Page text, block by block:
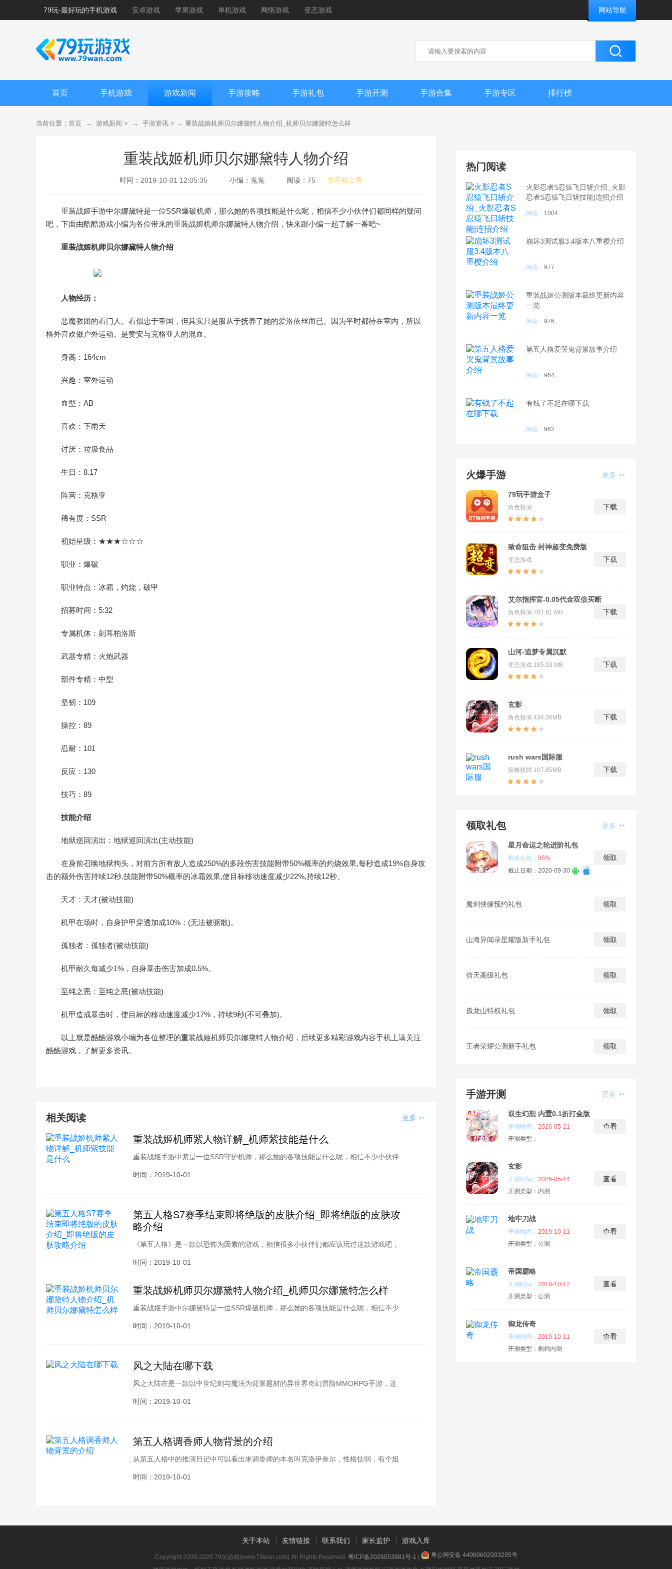
79玩-最好玩的手机游戏 安卓游戏 苹果游戏 单机游戏 网络游戏 变态游戏 网站导航
首页 手机游戏 游戏新闻 手游攻略 手游礼包 手游开测 手游合集 手游专区 排行榜
当前位置： 首页 → 游戏新闻 > → 手游资讯 > → 重装战姬机师贝尔娜黛特人物介绍_机师贝尔娜黛特怎么样
重装战姬机师贝尔娜黛特人物介绍
时间： 2019-10-01 12:05:35 小编： 鬼鬼 阅读： 75 在手机上看
重装战姬手游中尔娜黛特是一位SSR爆破机师，那么她的各项技能是什么呢，相信不少小伙伴们都同样的疑问
吧，下面由酷酷游戏小编为各位带来的重装战姬机师尔娜黛特人物介绍，快来跟小编一起了解一番吧~
重装战姬机师贝尔娜黛特人物介绍
人物经历：
恶魔教团的看门人。看似忠于帝国，但其实只是服从于抚养了她的爱洛依丝而已。因为平时都待在室内，所以
格外喜欢做户外运动。是赞安与克格亚人的混血。
身高：164cm
兴趣：室外运动
血型：AB
喜欢：下雨天
讨厌：垃圾食品
生日：8.17
阵营：克格亚
稀有度：SSR
初始星级：★★★☆☆☆
职业：爆破
职业特点：冰霜，灼烧，破甲
招募时间：5:32
专属机体：刻耳柏洛斯
武器专精：火炮武器
部件专精：中型
坚韧：109
操控：89
忍耐：101
反应：130
技巧：89
技能介绍
地狱巡回演出：地狱巡回演出(主动技能)
在身前召唤地狱狗头，对前方所有敌人造成250%的多段伤害技能附带50%概率的灼烧效果,每秒造成19%自身攻
击的额外伤害持续12秒.技能附带50%概率的冰霜效果,使目标移动速度减少22%,持续12秒。
天才：天才(被动技能)
机甲在场时，自身护甲穿透加成10%：(无法被驱散)。
孤独者：孤独者(被动技能)
机甲耐久每减少1%，自身暴击伤害加成0.5%。
至纯之恶：至纯之恶(被动技能)
机甲造成暴击时，使目标的移动速度减少17%，持续9秒(不可叠加)。
以上就是酷酷游戏小编为各位整理的重装战姬机师贝尔娜黛特人物介绍，后续更多精彩游戏内容手机上请关注
酷酷游戏，了解更多资讯。
相关阅读 更多
重装战姬机师紫人物详解_机师紫技能是什么
重装战姬手游中紫是一位SSR守护机师，那么她的各项技能是什么呢，相信不少小伙伴
们都同样的疑问吧，下面由酷酷游戏小编为各位带来的重装战姬机师紫人物详解，快来
时间：2019-10-01
第五人格S7赛季结束即将绝版的皮肤介绍_即将绝版的皮肤攻
略介绍
《第五人格》是一款以恐怖为因素的游戏，相信很多小伙伴们都应该玩过这款游戏吧，
除了游戏好玩以外，还有这好看的皮肤，而且有着皮肤的加成玩起游戏来感觉都是不一
时间：2019-10-01
重装战姬机师贝尔娜黛特人物介绍_机师贝尔娜黛特怎么样
重装战姬手游中尔娜黛特是一位SSR爆破机师，那么她的各项技能是什么呢，相信不少
小伙伴们都同样的疑问吧，下面由酷酷游戏小编为各位带来的重装战姬机师尔娜黛特人
时间：2019-10-01
风之大陆在哪下载
风之大陆在是一款以中世纪剑与魔法为背景题材的异世界奇幻冒险MMORPG手游，这
款有趣的游戏在哪下载呢？想必各位玩家也都想要了解吧，酷酷游戏小编为各位整理了
时间：2019-10-01
第五人格调香师人物背景的介绍
从第五人格中的推演日记中可以看出来调香师的本名叫克洛伊奈尔，性格怯弱，有个姐
姐叫薇拉奈尔，性格开朗，两人关系却很好，那么是什么让妹妹克洛伊奈尔亲手杀死了
时间：2019-10-01
热门阅读
火影忍者S忍猿飞日斩介绍_火影
忍者S忍猿飞日斩技能|连招介绍
阅读： 1004
崩坏3测试服3.4版本八重樱介绍
阅读： 977
重装战姬公测版本最终更新内容
一览
阅读： 976
第五人格爱哭鬼背景故事介绍
阅读： 964
有钱了不起在哪下载
阅读： 962
火爆手游 更多
79玩手游盒子
角色扮演 下载
致命狙击 封神超变免费版
变态游戏 下载
艾尔指挥官-0.05代金双倍买断
角色扮演 781.61 MB 下载
山河-追梦专属沉默
变态游戏 185.03 MB 下载
玄影
角色扮演 434.36MB 下载
rush wars国际服
策略棋牌 107.85MB 下载
领取礼包 更多
星月命运之轮进阶礼包
剩余礼包： 95%
截止日期：2020-09-30
领取
魔剑侠缘预约礼包 领取
山海异闻录星耀版新手礼包 领取
倚天高级礼包 领取
孤龙山特权礼包 领取
王者荣耀公测新手礼包 领取
手游开测 更多
双生幻想 内置0.1折打金版
开测时间： 2026-05-21
开测类型：
查看
玄影
开测时间： 2026-05-14
开测类型： 内测
查看
地牢刀战
开测时间： 2019-10-11
开测类型： 公测
查看
帝国霸略
开测时间： 2019-10-12
开测类型： 公测
查看
御龙传奇
开测时间： 2019-10-11
开测类型： 删档内测
查看
关于本站 友情链接 联系我们 家长监护 游戏入库
Copyright 2009-2026 79玩游戏(www.79wan.com) All Rights Reserved. 粤ICP备2026053981号-1 粤公网安备 44060602003295号